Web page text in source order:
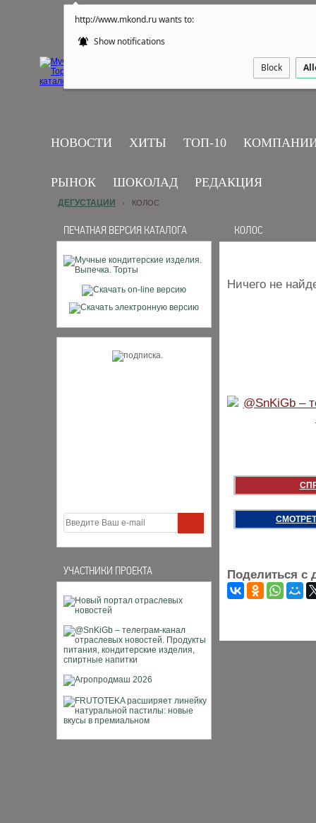
http://www.mkond.ru wants to:
Show notifications
Block
НОВОСТИ ХИТЫ ТОП-10
РЫНОК ШОКОЛАД РЕДАКЦИЯ
ПЕЧАТНАЯ ВЕРСИЯ КАТАЛОГА
УЧАСТНИКИ ПРОЕКТА
ДЕГУСТАЦИИ › КОЛОС
КОЛОС
Ничего не
Поделиться с